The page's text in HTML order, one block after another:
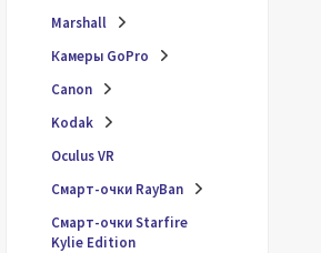
Marshall
Камеры GoPro
Canon
Kodak
Oculus VR
Смарт-очки RayBan
Смарт-очки Starfire
Kylie Edition